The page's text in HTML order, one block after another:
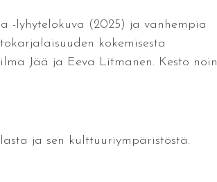
-lyhytelokuva (2025) ja vanhempia
kokemisesta
Jää ja Eeva Litmanen. Kesto noin
ja sen kulttuuriympäristöstä.